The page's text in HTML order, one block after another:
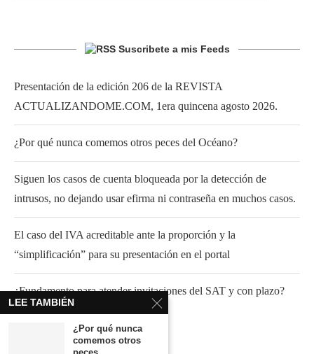
Suscribete a mis Feeds
Presentación de la edición 206 de la REVISTA
ACTUALIZANDOME.COM, 1era quincena agosto 2026.
¿Por qué nunca comemos otros peces del Océano?
Siguen los casos de cuenta bloqueada por la detección de
intrusos, no dejando usar efirma ni contraseña en muchos casos.
El caso del IVA acreditable ante la proporción y la
“simplificación” para su presentación en el portal
¿Fundamento para atender invitaciones del SAT y con plazo?
LEE TAMBIÉN
¿Por qué nunca
comemos otros